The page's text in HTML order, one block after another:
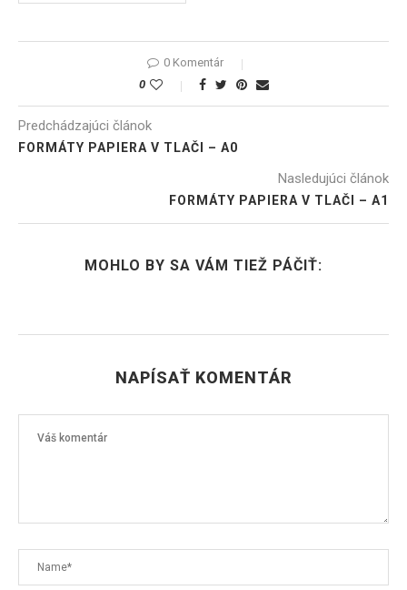
0 Komentár
0
Predchádzajúci článok
FORMÁTY PAPIERA V TLAČI – A0
Nasledujúci článok
FORMÁTY PAPIERA V TLAČI – A1
MOHLO BY SA VÁM TIEŽ PÁČIŤ:
NAPÍSAŤ KOMENTÁR